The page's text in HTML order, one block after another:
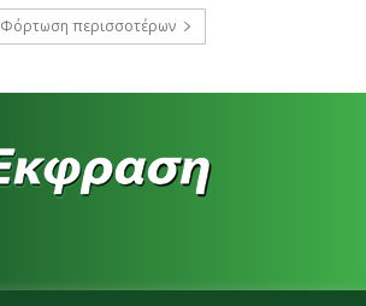
Φόρτωση περισσοτέρων